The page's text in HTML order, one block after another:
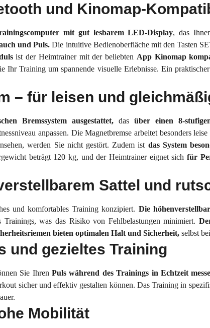
und Kinomap-
mit gut lesbarem LED-Display, das
und Puls.Die intuitive Bedienoberfläche mit den Tasten
ist der Heimtrainer mit der beliebten App Kinomap
Ihr Training um spannende visuelle Erlebnisse. Ein praktischer
– für leisen und
Bremssystem ausgestattet, das über einen 8-
anpassen. Die Magnetbremse arbeitet besonders
werden Sie nicht gestört. Zudem ist das System
beträgt 120 kg, und der Heimtrainer eignet sich für
Sattel und
und komfortables Training konzipiert. Die
was das Risiko von Fehlbelastungen minimiert.
bieten optimalen Halt und Sicherheit, selbst
und gezieltes Training
Sie Ihren Puls während des Trainings in Echtzeit
sicher und effektiv gestalten können. Das Training in
Mobilität